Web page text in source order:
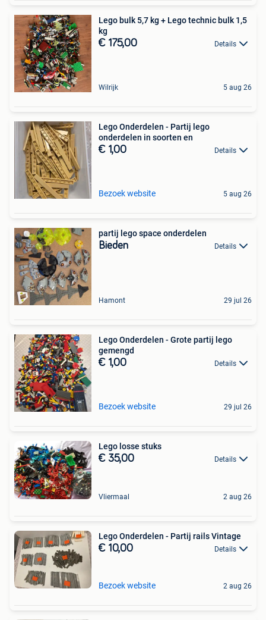
Lego bulk 5,7 kg + Lego technic bulk 1,5
kg
€ 175,00 Details
Wilrijk 5 aug 26
Lego Onderdelen - Partij lego
onderdelen in soorten en
€ 1,00 Details
Bezoek website 5 aug 26
partij lego space onderdelen
Bieden Details
Hamont 29 jul 26
Lego Onderdelen - Grote partij lego
gemengd
€ 1,00 Details
Bezoek website 29 jul 26
Lego losse stuks
€ 35,00 Details
Vliermaal 2 aug 26
Lego Onderdelen - Partij rails Vintage
€ 10,00 Details
Bezoek website 2 aug 26